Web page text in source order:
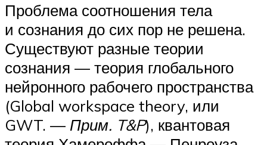
Проблема соотношения тела
и сознания до сих пор не решена.
Существуют разные теории
сознания — теория глобального
нейронного рабочего пространства
(Global workspace theory, или
GWT. — Прим. T&P), квантовая